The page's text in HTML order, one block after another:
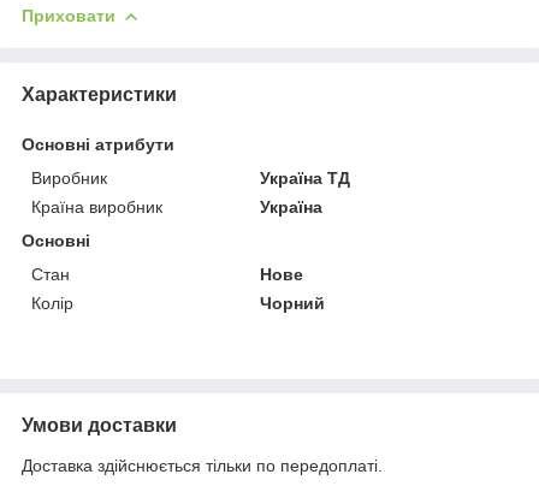
Приховати
Характеристики
Основні атрибути
Виробник
Україна ТД
Країна виробник
Україна
Основні
Стан
Нове
Колір
Чорний
Умови доставки
Доставка здійснюється тільки по передоплаті.